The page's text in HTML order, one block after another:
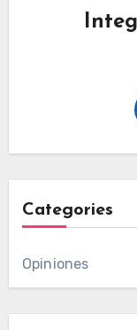
Categories
Opiniones